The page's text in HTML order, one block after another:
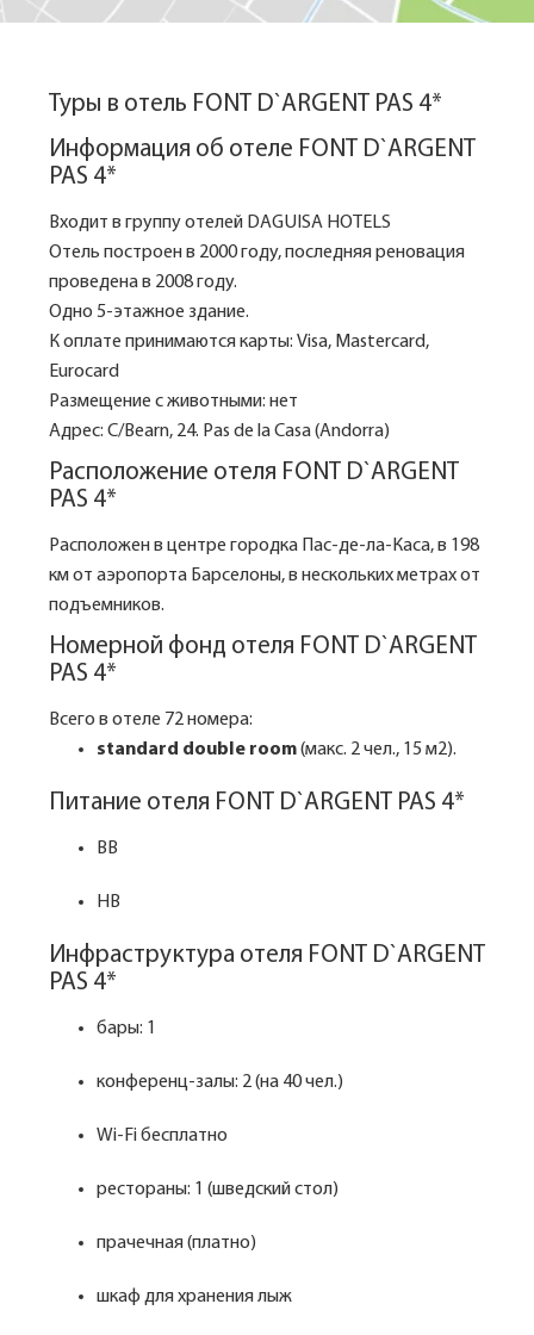
Туры в отель FONT D`ARGENT PAS 4*
Информация об отеле FONT D`ARGENT
PAS 4*
Входит в группу отелей DAGUISA HOTELS
Отель построен в 2000 году, последняя реновация
проведена в 2008 году.
Одно 5-этажное здание.
К оплате принимаются карты: Visa, Mastercard,
Eurocard
Размещение с животными: нет
Адрес: C/Bearn, 24. Pas de la Casa (Andorra)
Расположение отеля FONT D`ARGENT
PAS 4*
Расположен в центре городка Пас-де-ла-Каса, в 198
км от аэропорта Барселоны, в нескольких метрах от
подъемников.
Номерной фонд отеля FONT D`ARGENT
PAS 4*
Всего в отеле 72 номера:
standard double room(макс. 2 чел., 15 м2).
Питание отеля FONT D`ARGENT PAS 4*
BB
HB
Инфраструктура отеля FONT D`ARGENT
PAS 4*
бары: 1
конференц-залы: 2 (на 40 чел.)
Wi-Fi бесплатно
рестораны: 1 (шведский стол)
прачечная (платно)
шкаф для хранения лыж